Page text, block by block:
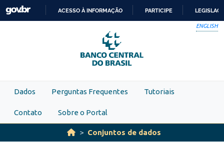
Skip to main content
PARA
O
CONTEÚDO
ACESSO À INFORMAÇÃO PARTICIPE
ENGLISH
Dados Perguntas Frequentes Tutoriais
Contato Sobre o Portal
Conjuntos de dados